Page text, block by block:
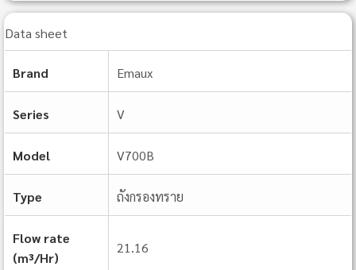
Data sheet
Brand Emaux
Series V
Model V700B
Type ถังกรองทราย
Flow rate
(m³/Hr)
21.16